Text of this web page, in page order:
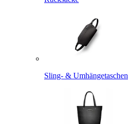
Sling- & Umhängetaschen